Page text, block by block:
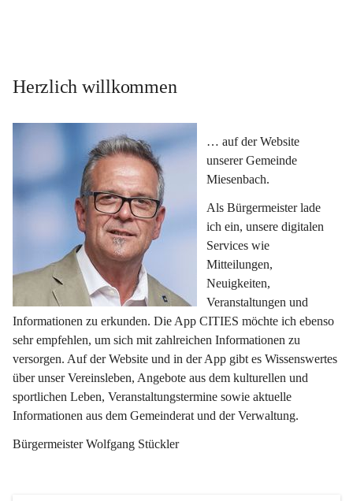
Herzlich willkommen
… auf der Website
unserer Gemeinde
Miesenbach.
Als Bürgermeister lade
ich ein, unsere digitalen
Services wie
Mitteilungen,
Neuigkeiten,
Veranstaltungen und
Informationen zu erkunden. Die App CITIES möchte ich ebenso
sehr empfehlen, um sich mit zahlreichen Informationen zu
versorgen. Auf der Website und in der App gibt es Wissenswertes
über unser Vereinsleben, Angebote aus dem kulturellen und
sportlichen Leben, Veranstaltungstermine sowie aktuelle
Informationen aus dem Gemeinderat und der Verwaltung.
Bürgermeister Wolfgang Stückler